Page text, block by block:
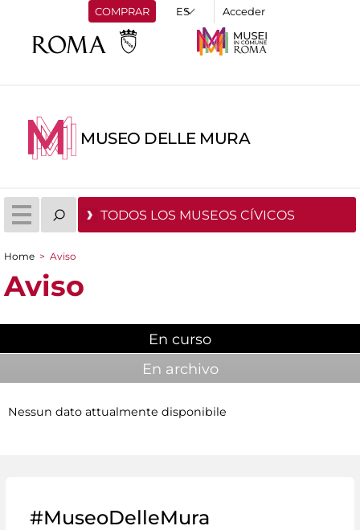
COMPRAR Acceder
MUSEO DELLE MURA
TODOS LOS MUSEOS CÍVICOS
You are here
Home > Aviso
Aviso
En curso
En archivo
Nessun dato attualmente disponibile
#MuseoDelleMura